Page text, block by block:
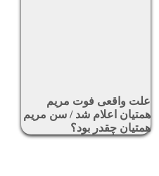
علت واقعی فوت مریم
همتیان اعلام شد / سن مریم
همتیان چقدر بود؟